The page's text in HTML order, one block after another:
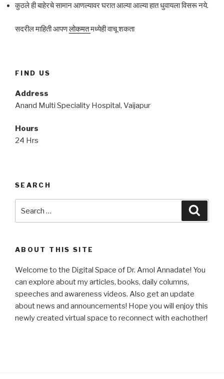
कुठले ही बाहेरचे सामान आणल्यावर घरात आल्या आल्या हात धुवायला विसरू नये.
सदरील माहिती आपणलोकमतमध्येही वाचू शकता
FIND US
Address
Anand Multi Speciality Hospital, Vaijapur
Hours
24 Hrs
SEARCH
for:
ABOUT THIS SITE
Welcome to the Digital Space of Dr. Amol Annadate! You
can explore about my articles, books, daily columns,
speeches and awareness videos. Also get an update
about news and announcements! Hope you will enjoy this
newly created virtual space to reconnect with eachother!